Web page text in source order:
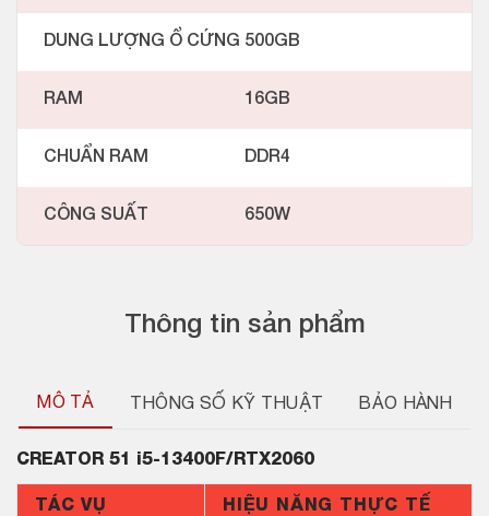
Thông tin sản phẩm
MÔ TẢ THÔNG SỐ KỸ THUẬT BẢO HÀNH
CREATOR 51 i5-13400F/RTX2060
TÁC VỤ HIỆU NĂNG THỰC TẾ
DUNG LƯỢNG Ổ CỨNG 500GB
RAM 16GB
CHUẨN RAM DDR4
CÔNG SUẤT 650W